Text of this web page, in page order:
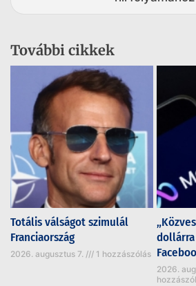
További cikkek
Totális válságot szimulál
Franciaország
2026. augusztus 7. 1 hozzászólás
2026.